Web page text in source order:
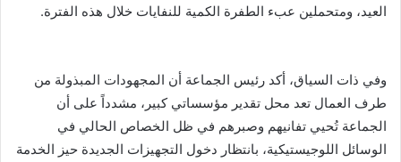
العيد، ومتحملين عبء الطفرة الكمية للنفايات خلال هذه الفترة.
وفي ذات السياق، أكد رئيس الجماعة أن المجهودات المبذولة من
طرف العمال تعد محل تقدير مؤسساتي كبير، مشدداً على أن
الجماعة تُحيي تفانيهم وصبرهم في ظل الخصاص الحالي في
الوسائل اللوجيستيكية، بانتظار دخول التجهيزات الجديدة حيز الخدمة